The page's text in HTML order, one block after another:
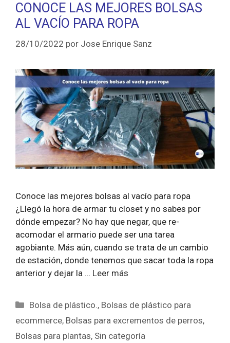
CONOCE LAS MEJORES BOLSAS
AL VACÍO PARA ROPA
28/10/2022 por Jose Enrique Sanz
Conoce las mejores bolsas al vacío para ropa
¿Llegó la hora de armar tu closet y no sabes por
dónde empezar? No hay que negar, que re-
acomodar el armario puede ser una tarea
agobiante. Más aún, cuando se trata de un cambio
de estación, donde tenemos que sacar toda la ropa
anterior y dejar la … Leer más
Categorías
Bolsa de plástico. , Bolsas de plástico para
ecommerce, Bolsas para excrementos de perros,
Bolsas para plantas, Sin categoría